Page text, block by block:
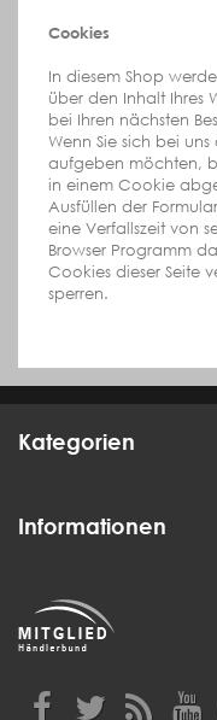
Cookies
In diesem Shop
über den Inhalt Ihres
bei Ihren nächsten
Wenn Sie sich bei
aufgeben möchten,
in einem Cookie
Ausfüllen der
eine Verfallszeit von
Browser Programm
Cookies dieser Seite
sperren.
Kategorien
Informationen